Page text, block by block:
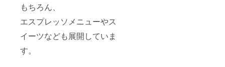
もちろん、
エスプレッソメニューやス
イーツなども展開していま
す。